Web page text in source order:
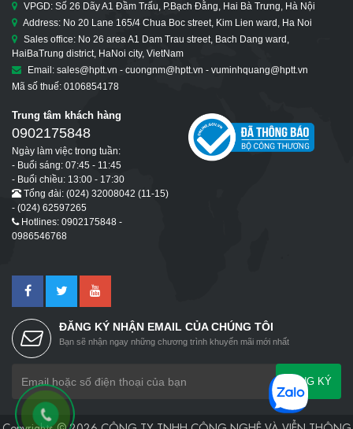
VPGD: Số 26 Dãy A1 Đầm Trấu, P.Bạch Đằng, Hai Bà Trưng, Hà Nội
Address: No 20 Lane 165/4 Chua Boc street, Kim Lien ward, Ha Noi
Sales office: No 26 area A1 Dam Trau street, Bach Dang ward,
HaiBaTrung district, HaNoi city, VietNam
Email: sales@hptt.vn - cuongnm@hptt.vn - vuminhquang@hptt.vn
Mã số thuế: 0106854178
Trung tâm khách hàng
0902175848
Ngày làm việc trong tuần:
- Buổi sáng: 07:45 - 11:45
- Buổi chiều: 13:00 - 17:30
Tổng đài: (024) 32008042 (11-15)
- (024) 62597265
Hotlines: 0902175848 -
0986546768
ĐĂNG KÝ NHẬN EMAIL CỦA CHÚNG TÔI
Bạn sẽ nhận ngay những chương trình khuyến mãi mới nhất
ĐĂNG KÝ